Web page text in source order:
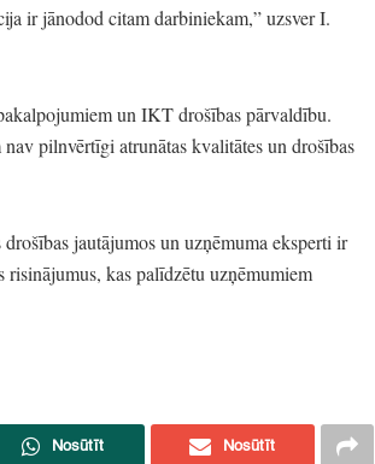
ir jānodod citam darbiniekam,”uzsver I.
un IKT drošības pārvaldību.
pilnvērtīgi atrunātas kvalitātes un drošības
drošības jautājumos un uzņēmuma eksperti ir
risinājumus, kas palīdzētu uzņēmumiem
Nosūtīt Nosūtīt